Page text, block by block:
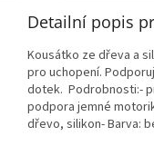
Detailní popis
Kousátko ze dřeva a
pro uchopení.
dotek. Podrobnosti:-
podpora jemné
dřevo, silikon- Barva: